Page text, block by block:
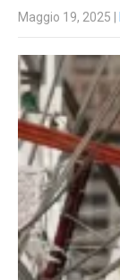
Maggio 19, 2025